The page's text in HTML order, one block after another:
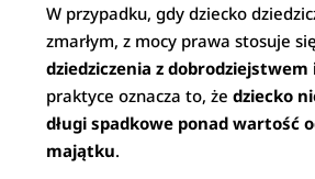
W przypadku, gdy dziecko
zmarłym, z mocy prawa stosuje
dziedziczenia z
praktyce oznacza to, żedziecko
długi spadkowe ponad wartość
majątku.